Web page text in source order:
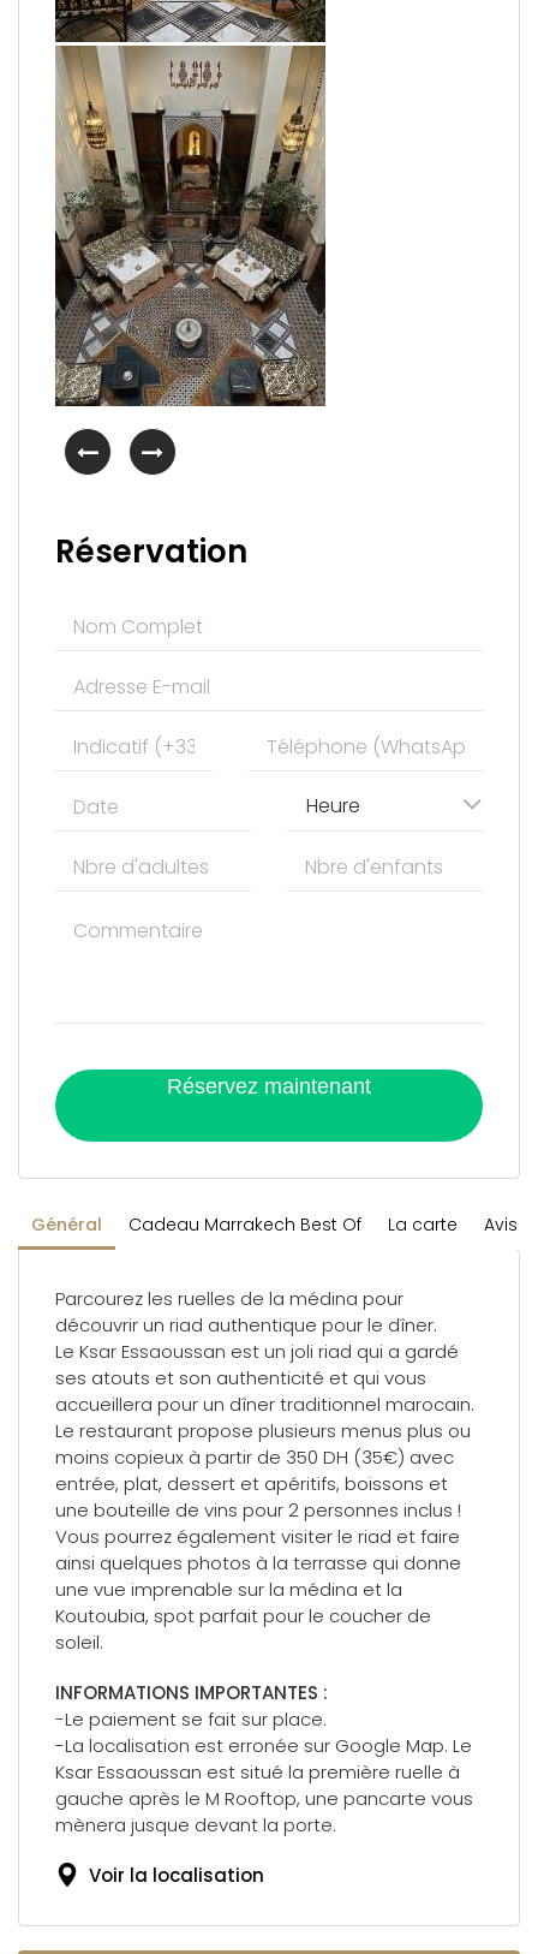
Général Cadeau Marrakech Best Of La carte Avis
Parcourez les ruelles de la médina pour
découvrir un riad authentique pour le dîner.
Le Ksar Essaoussan est un joli riad qui a gardé
ses atouts et son authenticité et qui vous
accueillera pour un dîner traditionnel marocain.
Le restaurant propose plusieurs menus plus ou
moins copieux à partir de 350 DH (35€) avec
entrée, plat, dessert et apéritifs, boissons et
une bouteille de vins pour 2 personnes inclus !
Vous pourrez également visiter le riad et faire
ainsi quelques photos à la terrasse qui donne
une vue imprenable sur la médina et la
Koutoubia, spot parfait pour le coucher de
soleil.
INFORMATIONS IMPORTANTES :
-Le paiement se fait sur place.
-La localisation est erronée sur Google Map. Le
Ksar Essaoussan est situé la première ruelle à
gauche après le M Rooftop, une pancarte vous
mènera jusque devant la porte.
Voir la localisation
Réservation
Heure
Réservez maintenant